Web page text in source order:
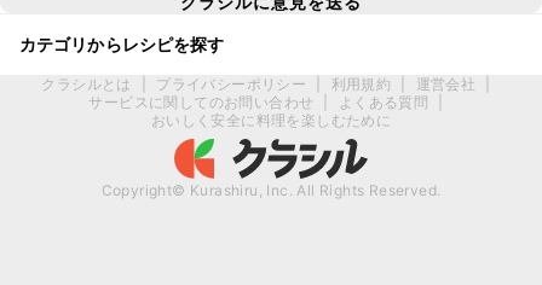
カテゴリからレシピを探す
クラシルとは プライバシーポリシー 利用規約 運営会社
サービスに関してのお問い合わせ
よくある質問
おいしく安全に料理を楽しむために
Copyright© Kurashiru, Inc. All Rights Reserved.